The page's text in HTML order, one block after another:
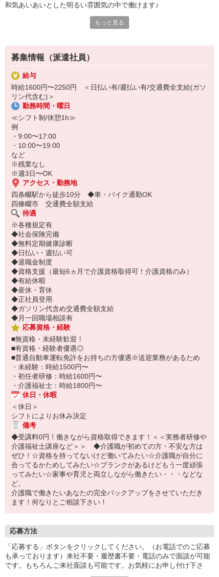
和気あいあいとした明るい雰囲気の中で働けます♪
・レクリエーションの企画、実施
・利用者さんの送迎（できる方のみ）
など
利用者さんと楽しくコミュニケーションが取れる方なら、未経験で
も問題ありません♪
また、わからないことは先輩スタッフに何でも気軽に聞いてくださ
いね◎
スタッフとも密にコミュニケーションを取りながら、一緒に頑張り
ましょう！
もっと見る
募集情報（派遣社員）
給与
時給1600円〜2250円 ＜日払い有/週払い有/交通費全支給(ガソ
リン代含む)＞
勤務時間・曜日
≪シフト制/休憩1h≫
例
・9:00〜17:00
・10:00〜19:00
など
※残業なし
※週3日〜OK
アクセス・勤務地
四条畷駅から徒歩10分 ◆車・バイク通勤OK
四條畷市 交通費全額支給
待遇
※各種規定有
◆社会保険完備
◆無料定期健康診断
◆日払い・週払い可
◆退職金制度
◆資格支援（最短6ヵ月で介護資格取得可！介護資格のみ）
◆有給休暇
◆産休・育休
◆正社員登用
◆ガソリン代含め交通費全額支給
◆月一回職場相談有
応募資格・経験
■無資格・未経験歓迎！
■有資格・経験者優遇◎
■普通自動車運転免許をお持ちの方優遇※送迎業務があるため
・未経験：時給1500円〜
・初任者研修：時給1600円〜
・介護福祉士：時給1800円〜
休日・休暇
＜休日＞
シフトによりお休み決定
備考
◆受講料0円！働きながら資格取得できます！＜＜実務者研修や
介護福祉士講座など＞＞ ◆介護職が初めての方・不安な方は
ぜひ！☆資格を持ってないけど働いてみたい☆介護職が自分に
合ってるかためしてみたい☆ブランクがあるけどもう一度頑張
ってみたい☆家事や育児と両立しながら働きたい・・・などな
ど。
介護職で働きたいあなたの完全バックアップをさせていただき
ます！何なりとご相談下さい！
応募方法
「応募する」ボタンをクリックしてください。（お電話でのご応募
も承っております）来社不要・履歴書不要・電話のみで面談が可能
です。もちろんご来社面談も可能です。お気軽にお申し付け下さ